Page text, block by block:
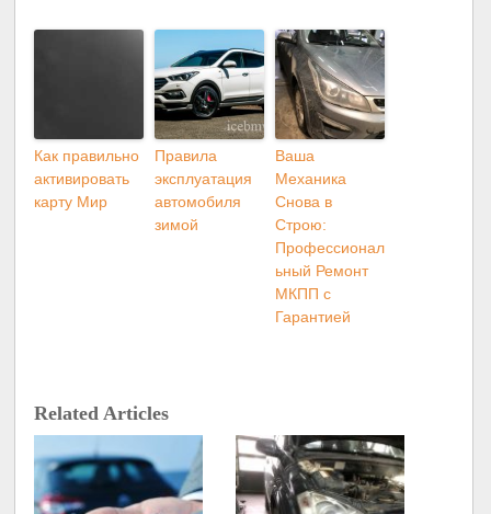
Как правильно
активировать
карту Мир
Правила
эксплуатация
автомобиля
зимой
Ваша
Механика
Снова в
Строю:
Профессионал
ьный Ремонт
МКПП с
Гарантией
Related Articles